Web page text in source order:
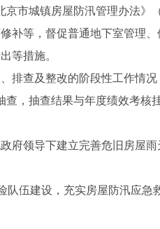
市城镇房屋防汛管理办法》
补等，督促普通地下室管理
等措施。
排查及整改的阶段性工作情
，抽查结果与年度绩效考核挂
府领导下建立完善危旧房屋
队伍建设，充实房屋防汛应